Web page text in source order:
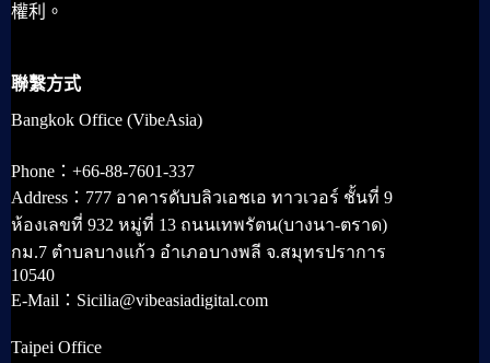
權利。
聯繫方式
Bangkok Office (VibeAsia)
Phone：+66-88-7601-337
Address：777 อาคารดับบลิวเอชเอ ทาวเวอร์ ชั้นที่ 9
ห้องเลขที่ 932 หมู่ที่ 13 ถนนเทพรัตน(บางนา-ตราด)
กม.7 ตำบลบางแก้ว อำเภอบางพลี จ.สมุทรปราการ
10540
E-Mail：Sicilia@vibeasiadigital.com
Taipei Office